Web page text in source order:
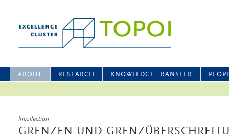
ABOUT RESEARCH KNOWLEDGE TRANSFER
Incollection
GRENZEN UND